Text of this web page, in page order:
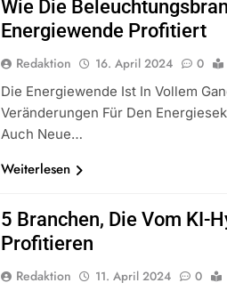
Wie Die
Energiewende Profitiert
Redaktion 16. April 2024 0
Die Energiewende Ist In Vollem
Veränderungen Für Den
Auch Neue…
Weiterlesen
5 Branchen, Die Vom KI-
Profitieren
Redaktion 11. April 2024 0